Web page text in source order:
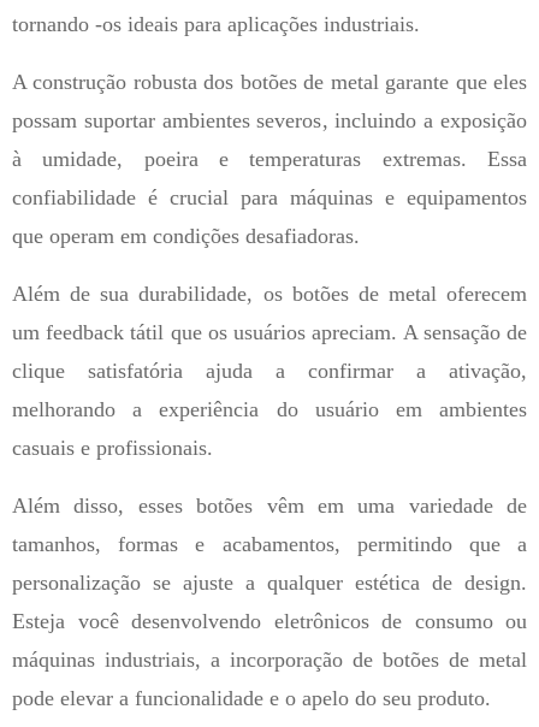
tornando -os ideais para aplicações industriais.
A construção robusta dos botões de metal garante que eles
possam suportar ambientes severos, incluindo a exposição
à umidade, poeira e temperaturas extremas. Essa
confiabilidade é crucial para máquinas e equipamentos
que operam em condições desafiadoras.
Além de sua durabilidade, os botões de metal oferecem
um feedback tátil que os usuários apreciam. A sensação de
clique satisfatória ajuda a confirmar a ativação,
melhorando a experiência do usuário em ambientes
casuais e profissionais.
Além disso, esses botões vêm em uma variedade de
tamanhos, formas e acabamentos, permitindo que a
personalização se ajuste a qualquer estética de design.
Esteja você desenvolvendo eletrônicos de consumo ou
máquinas industriais, a incorporação de botões de metal
pode elevar a funcionalidade e o apelo do seu produto.